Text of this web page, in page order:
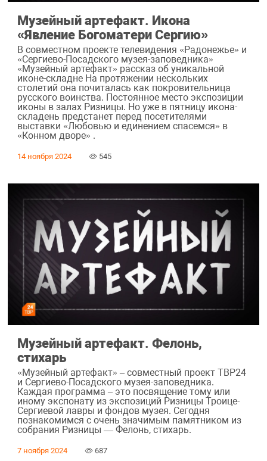
Музейный артефакт. Икона
«Явление Богоматери Сергию»
В совместном проекте телевидения «Радонежье» и
«Сергиево-Посадского музея-заповедника»
«Музейный артефакт» рассказ об уникальной
иконе-складне На протяжении нескольких
столетий она почиталась как покровительница
русского воинства. Постоянное место экспозиции
иконы в залах Ризницы. Но уже в пятницу икона-
складень предстанет перед посетителями
выставки «Любовью и единением спасемся» в
«Конном дворе» .
14 ноября 2024 545
Музейный артефакт. Фелонь,
стихарь
«Музейный артефакт» – совместный проект ТВР24
и Сергиево-Посадского музея-заповедника.
Каждая программа – это посвящение тому или
иному экспонату из экспозиций Ризницы Троице-
Сергиевой лавры и фондов музея. Сегодня
познакомимся с очень значимым памятником из
собрания Ризницы — Фелонь, стихарь.
7 ноября 2024 687